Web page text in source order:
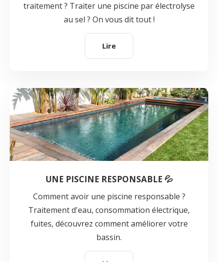
traitement ? Traiter une piscine par électrolyse
au sel ? On vous dit tout !
Lire
UNE PISCINE RESPONSABLE 💦
Comment avoir une piscine responsable ?
Traitement d'eau, consommation électrique,
fuites, découvrez comment améliorer votre
bassin.